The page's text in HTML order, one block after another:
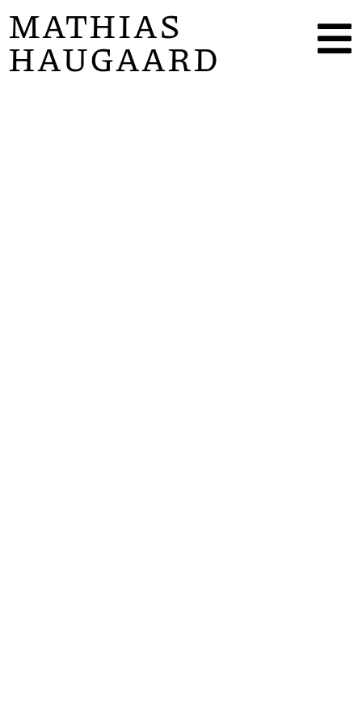
MATHIAS
HAUGAARD